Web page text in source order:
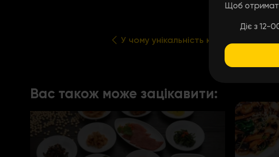
У чому унікальність корейської кухні?
Вас також може зацікавити:
Щоб
Діє з 12-